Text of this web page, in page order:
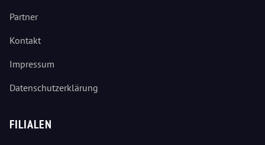
Partner
Kontakt
Impressum
Datenschutzerklärung
FILIALEN